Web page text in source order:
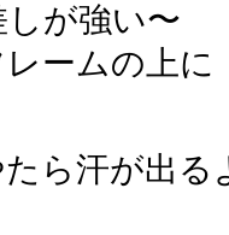
が強い〜
ームの上
ら汗が出